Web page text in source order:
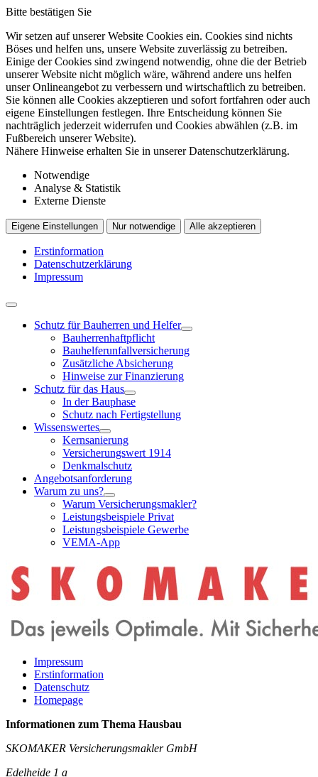
Bitte bestätigen Sie
Wir setzen auf unserer Website Cookies ein. Cookies sind nichts
Böses und helfen uns, unsere Website zuverlässig zu betreiben.
Einige der Cookies sind zwingend notwendig, ohne die der Betrieb
unserer Website nicht möglich wäre, während andere uns helfen
unser Onlineangebot zu verbessern und wirtschaftlich zu betreiben.
Sie können alle Cookies akzeptieren und sofort fortfahren oder auch
eigene Einstellungen festlegen. Ihre Entscheidung können Sie
nachträglich jederzeit widerrufen und Cookies abwählen (z.B. im
Fußbereich unserer Website).
Nähere Hinweise erhalten Sie in unserer Datenschutzerklärung.
Notwendige
Analyse & Statistik
Externe Dienste
Eigene Einstellungen Nur notwendige Alle akzeptieren
Erstinformation
Datenschutzerklärung
Impressum
Schutz für Bauherren und Helfer
Bauherrenhaftpflicht
Bauhelferunfallversicherung
Zusätzliche Absicherung
Hinweise zur Finanzierung
Schutz für das Haus
In der Bauphase
Schutz nach Fertigstellung
Wissenswertes
Kernsanierung
Versicherungswert 1914
Denkmalschutz
Angebotsanforderung
Warum zu uns?
Warum Versicherungsmakler?
Leistungsbeispiele Privat
Leistungsbeispiele Gewerbe
VEMA-App
Impressum
Erstinformation
Datenschutz
Homepage
Informationen zum Thema Hausbau
SKOMAKER Versicherungsmakler GmbH
Edelheide 1 a